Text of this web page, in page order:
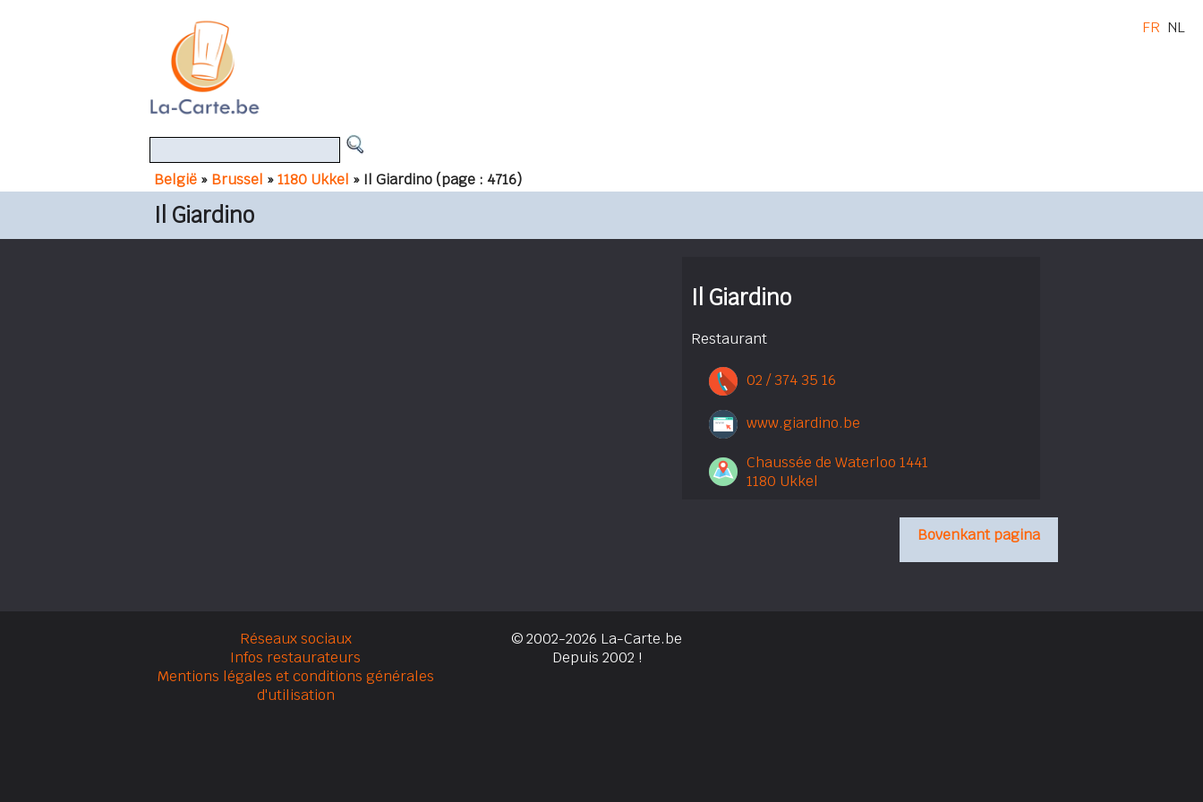
België » Brussel »1180 Ukkel » Il Giardino(page : 4716)
FR NL
Il Giardino
Il Giardino
Restaurant
02 / 374 35 16
www.giardino.be
Chaussée de Waterloo 1441
1180 Ukkel
Bovenkant pagina
Réseaux sociaux
Infos restaurateurs
Mentions légales et conditions générales
d'utilisation
© 2002-2026 La-Carte.be
Depuis 2002 !